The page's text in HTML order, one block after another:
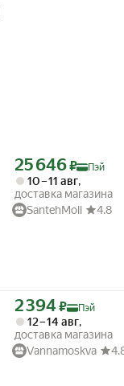
Цена с картой Яндекс
25 646₽ Пэй
10 – 11 авг,
доставка магазина
SantehMoll
4.8
Цена с картой Яндекс
2 394 ₽ Пэй
12 – 14 авг,
доставка магазина
Vannamoskva